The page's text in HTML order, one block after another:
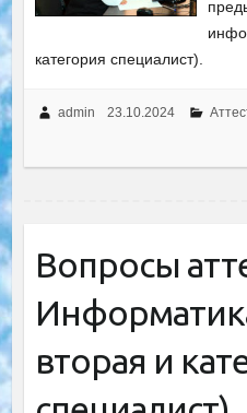
категория специалист).
admin 23.10.2024
Вопросы
вторая и